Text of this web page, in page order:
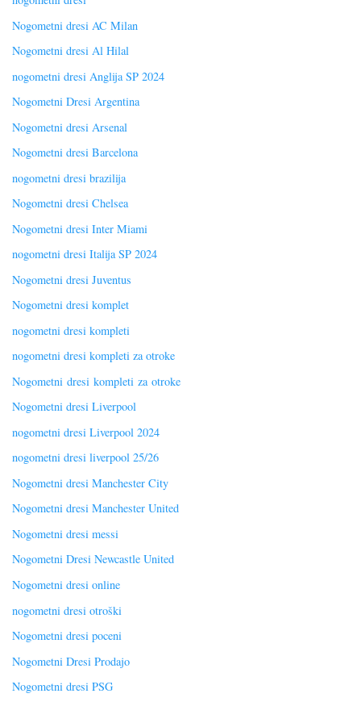
Nogometni dresi AC Milan
Nogometni dresi Al Hilal
nogometni dresi Anglija SP 2024
Nogometni Dresi Argentina
Nogometni dresi Arsenal
Nogometni dresi Barcelona
nogometni dresi brazilija
Nogometni dresi Chelsea
Nogometni dresi Inter Miami
nogometni dresi Italija SP 2024
Nogometni dresi Juventus
Nogometni dresi komplet
nogometni dresi kompleti
nogometni dresi kompleti za otroke
Nogometni dresi kompleti za otroke
Nogometni dresi Liverpool
nogometni dresi Liverpool 2024
nogometni dresi liverpool 25/26
Nogometni dresi Manchester City
Nogometni dresi Manchester United
Nogometni dresi messi
Nogometni Dresi Newcastle United
Nogometni dresi online
nogometni dresi otroški
Nogometni dresi poceni
Nogometni Dresi Prodajo
Nogometni dresi PSG